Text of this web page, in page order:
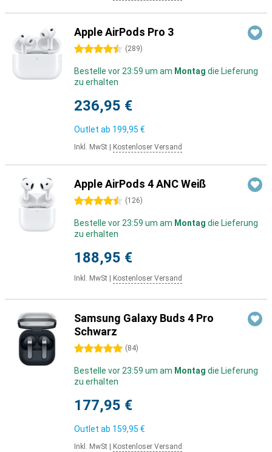
Apple AirPods Pro 3
4.5 Sterne (289)
Bestelle vor 23:59 um am Montag die Lieferung
zu erhalten
236,95 €
Outlet ab 199,95 €
Inkl. MwSt Kostenloser Versand
Apple AirPods 4 ANC Weiß
4.5 Sterne (126)
Bestelle vor 23:59 um am Montag die Lieferung
zu erhalten
188,95 €
Inkl. MwSt Kostenloser Versand
Samsung Galaxy Buds 4 Pro
Schwarz
5 Sterne (84)
Bestelle vor 23:59 um am Montag die Lieferung
zu erhalten
177,95 €
Outlet ab 159,95 €
Inkl. MwSt Kostenloser Versand